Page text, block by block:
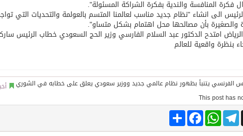
فكرة المنافسة والندية بفكرة الشراكة المسئولة".
الى انشاء "نظام جديد مناسب لعالمنا المتسم بالعولمة والتحديات التي
والصغيرة بأن مصالحها محل اهتمام بشكل متساو".
امتدح الدكتور عبد السلام الفارسي وزير الحج السعودي خطاب الرئيس
بنظرة واقعية للعالم
Share
FacebookWhatsAppTelegram